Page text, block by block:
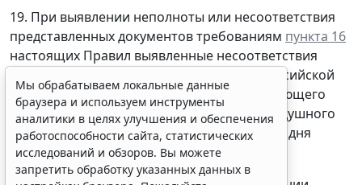
19. При выявлении неполноты или несоответствия
представленных документов требованиям пункта 16
настоящих Правил выявленные несоответствия
подлежат устранению допустившей их российской
авиакомпанией на основании соответствующего
уведомления Федерального агентства воздушного
транспорта не позднее 10 рабочих дней со дня
получения такого уведомления.
Мы обрабатываем локальные данные
браузера и используем инструменты
аналитики в целях улучшения и обеспечения
работоспособности сайта, статистических
исследований и обзоров. Вы можете
запретить обработку указанных данных в